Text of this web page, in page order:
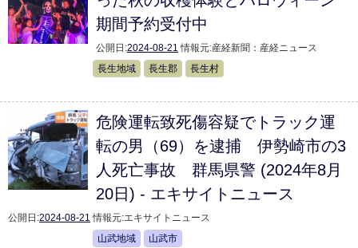
期間予約受付中
公開日:2024-08-21 情報元:産経新聞：産経ニュース
長生地域
長生郡 長生村
危険運転致死傷容疑でトラック運
転の男（69）を逮捕 伊勢崎市の3
人死亡事故 群馬県警 (2024年8月
20日) - エキサイトニュース
公開日:2024-08-21 情報元:エキサイトニュース
山武地域
山武市